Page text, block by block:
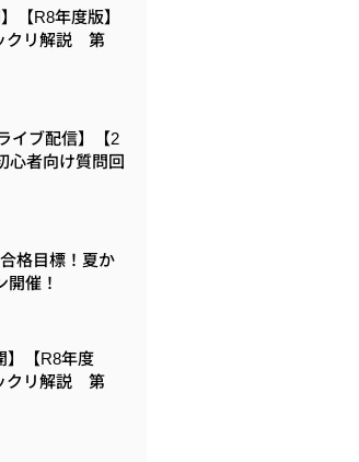
【R8年度版】
クリ解説 第
イブ配信】【2
心者向け質問回
格目標！夏か
開催！
】【R8年度
クリ解説 第